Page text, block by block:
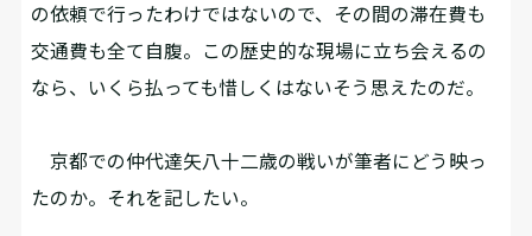
の依頼で行ったわけではないので、その間の滞在費も
交通費も全て自腹。この歴史的な現場に立ち会えるの
なら、いくら払っても惜しくはない――そう思えたのだ。
京都での仲代達矢八十二歳の戦いが筆者にどう映っ
たのか。それを記したい。